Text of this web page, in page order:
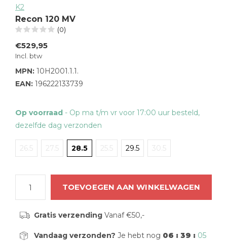
K2
Recon 120 MV
(0)
€529,95
Incl. btw
MPN: 10H2001.1.1.
EAN: 196222133739
Op voorraad - Op ma t/m vr voor 17:00 uur besteld,
dezelfde dag verzonden
26.5 27.5 28.5 25.5 29.5 30.5
TOEVOEGEN AAN WINKELWAGEN
Gratis verzendingVanaf €50,-
Vandaag verzonden? Je hebt nog 06 : 39 : 05